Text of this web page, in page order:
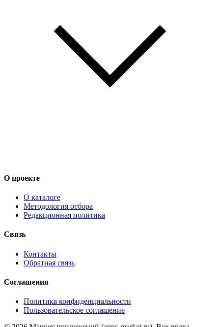
О проекте
О каталоге
Методология отбора
Редакционная политика
Связь
Контакты
Обратная связь
Соглашения
Политика конфиденциальности
Пользовательское соглашение